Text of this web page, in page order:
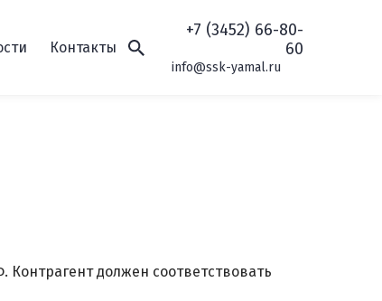
Контакты
+7 (3452) 66-80-
60
info@ssk-yamal.ru
Контрагент должен соответствовать